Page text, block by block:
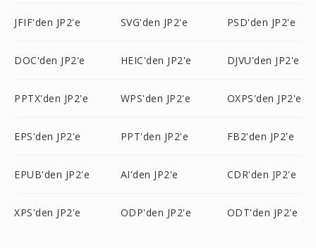
JFIF'den JP2'e SVG'den JP2'e PSD'den JP2'e
DOC'den JP2'e HEIC'den JP2'e DJVU'den JP2'e
PPTX'den JP2'e WPS'den JP2'e OXPS'den JP2'e
EPS'den JP2'e PPT'den JP2'e FB2'den JP2'e
EPUB'den JP2'e AI'den JP2'e CDR'den JP2'e
XPS'den JP2'e ODP'den JP2'e ODT'den JP2'e